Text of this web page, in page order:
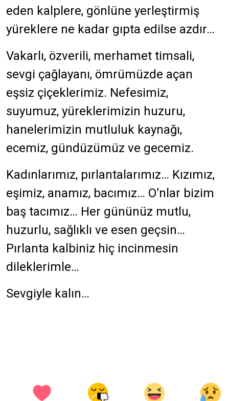
eden kalplere, gönlüne yerleştirmiş
yüreklere ne kadar gıpta edilse azdır…
Vakarlı, özverili, merhamet timsali,
sevgi çağlayanı, ömrümüzde açan
eşsiz çiçeklerimiz. Nefesimiz,
suyumuz, yüreklerimizin huzuru,
hanelerimizin mutluluk kaynağı,
ecemiz, gündüzümüz ve gecemiz.
Kadınlarımız, pırlantalarımız… Kızımız,
eşimiz, anamız, bacımız… O’nlar bizim
baş tacımız… Her gününüz mutlu,
huzurlu, sağlıklı ve esen geçsin…
Pırlanta kalbiniz hiç incinmesin
dileklerimle…
Sevgiyle kalın…